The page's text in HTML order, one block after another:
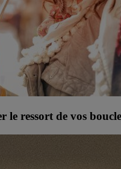
le ressort de vos